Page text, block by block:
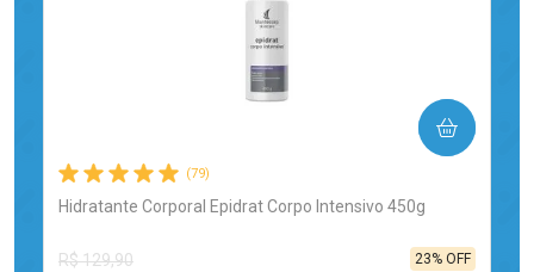
(79)
Hidratante Corporal Epidrat Corpo Intensivo 450g
R$ 129,90
23% OFF
COMPRAR